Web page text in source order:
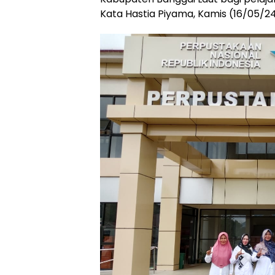
Kata Hastia Piyama, Kamis (16/05/